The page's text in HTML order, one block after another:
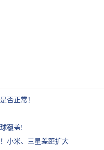
否正常！
覆盖!
小米、三星差距扩大